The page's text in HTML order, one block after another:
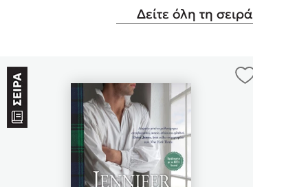
Δείτε όλη τη σειρά